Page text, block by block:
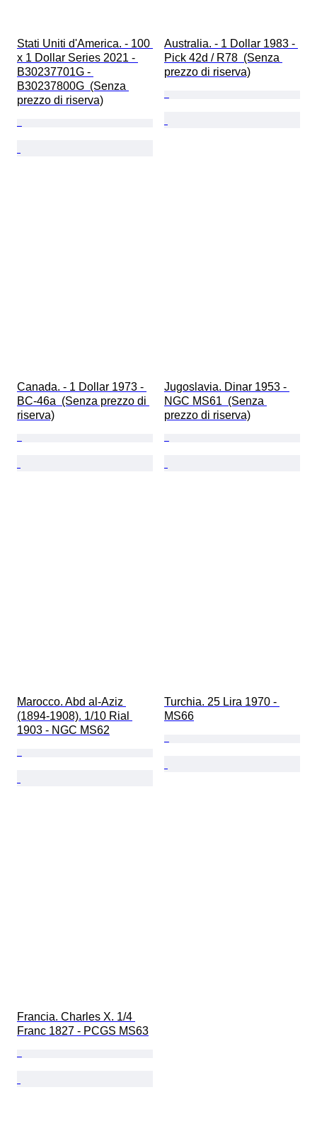
Stati Uniti d'America. - 100
x 1 Dollar Series 2021 -
B30237701G -
B30237800G  (Senza
prezzo di riserva)
Australia. - 1 Dollar 1983 -
Pick 42d / R78  (Senza
prezzo di riserva)
Canada. - 1 Dollar 1973 -
BC-46a  (Senza prezzo di
riserva)
Jugoslavia. Dinar 1953 -
NGC MS61  (Senza
prezzo di riserva)
Marocco. Abd al-Aziz
(1894-1908). 1/10 Rial
1903 - NGC MS62
Turchia. 25 Lira 1970 -
MS66
Francia. Charles X. 1/4
Franc 1827 - PCGS MS63